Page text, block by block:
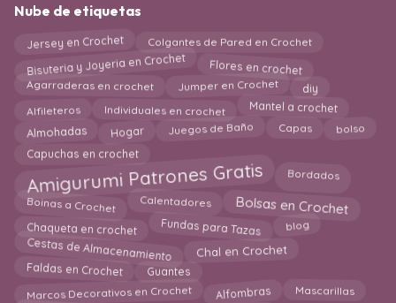
Nube de etiquetas
Jersey en Crochet Colgantes de Pared en Crochet
Bisuteria y Joyeria en Crochet Flores en crochet
Agarraderas en crochet Jumper en Crochet diy
Alfileteros Individuales en crochet Mantel a crochet
Almohadas Hogar Juegos de Baño Capas bolso
Capuchas en crochet
Amigurumi Patrones Gratis Bordados
Boinas a Crochet Calentadores Bolsas en Crochet
Chaqueta en crochet Fundas para Tazas blog
Cestas de Almacenamiento Chal en Crochet
Faldas en Crochet Guantes
Marcos Decorativos en Crochet Alfombras Mascarillas